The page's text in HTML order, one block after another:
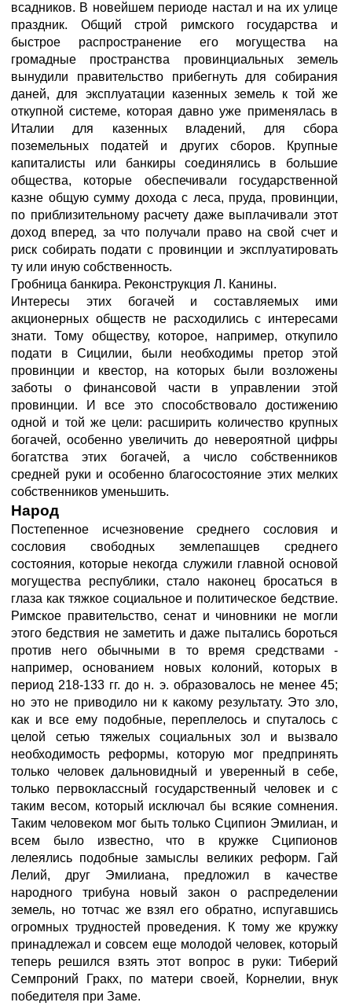
всадников. В новейшем периоде настал и на их улице
праздник. Общий строй римского государства и
быстрое распространение его могущества на
громадные пространства провинциальных земель
вынудили правительство прибегнуть для собирания
даней, для эксплуатации казенных земель к той же
откупной системе, которая давно уже применялась в
Италии для казенных владений, для сбора
поземельных податей и других сборов. Крупные
капиталисты или банкиры соединялись в большие
общества, которые обеспечивали государственной
казне общую сумму дохода с леса, пруда, провинции,
по приблизительному расчету даже выплачивали этот
доход вперед, за что получали право на свой счет и
риск собирать подати с провинции и эксплуатировать
ту или иную собственность.
Гробница банкира. Реконструкция Л. Канины.
Интересы этих богачей и составляемых ими
акционерных обществ не расходились с интересами
знати. Тому обществу, которое, например, откупило
подати в Сицилии, были необходимы претор этой
провинции и квестор, на которых были возложены
заботы о финансовой части в управлении этой
провинции. И все это способствовало достижению
одной и той же цели: расширить количество крупных
богачей, особенно увеличить до невероятной цифры
богатства этих богачей, а число собственников
средней руки и особенно благосостояние этих мелких
собственников уменьшить.
Народ
Постепенное исчезновение среднего сословия и
сословия свободных землепашцев среднего
состояния, которые некогда служили главной основой
могущества республики, стало наконец бросаться в
глаза как тяжкое социальное и политическое бедствие.
Римское правительство, сенат и чиновники не могли
этого бедствия не заметить и даже пытались бороться
против него обычными в то время средствами -
например, основанием новых колоний, которых в
период 218-133 гг. до н. э. образовалось не менее 45;
но это не приводило ни к какому результату. Это зло,
как и все ему подобные, переплелось и спуталось с
целой сетью тяжелых социальных зол и вызвало
необходимость реформы, которую мог предпринять
только человек дальновидный и уверенный в себе,
только первоклассный государственный человек и с
таким весом, который исключал бы всякие сомнения.
Таким человеком мог быть только Сципион Эмилиан, и
всем было известно, что в кружке Сципионов
лелеялись подобные замыслы великих реформ. Гай
Лелий, друг Эмилиана, предложил в качестве
народного трибуна новый закон о распределении
земель, но тотчас же взял его обратно, испугавшись
огромных трудностей проведения. К тому же кружку
принадлежал и совсем еще молодой человек, который
теперь решился взять этот вопрос в руки: Тиберий
Семпроний Гракх, по матери своей, Корнелии, внук
победителя при Заме.